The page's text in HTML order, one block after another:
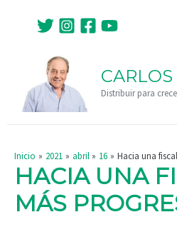
contenido
Distribuir para
Inicio 2021 abril 16 Hacia una
HACIA UNA
MÁS
entradas